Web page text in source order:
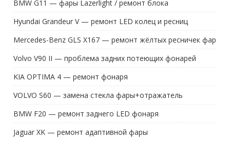
BMW G11 — фары Lazerlight / ремонт блока
Hyundai Grandeur V — ремонт LED колец и ресниц
Mercedes-Benz GLS X167 — ремонт жёлтых ресничек фар
Volvo V90 II — проблема задних потеющих фонарей
KIA OPTIMA 4 — ремонт фонаря
VOLVO S60 — замена стекла фары+отражатель
BMW F20 — ремонт заднего LED фонаря
Jaguar XK — ремонт адаптивной фары